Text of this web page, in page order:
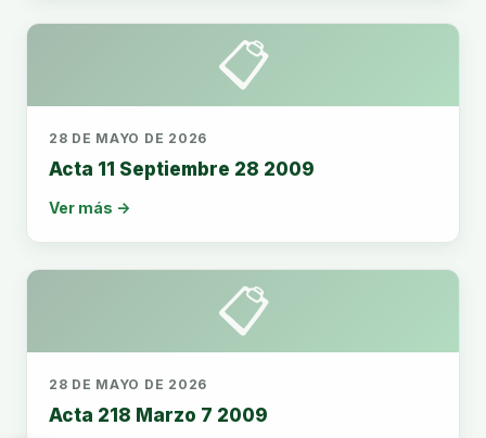
📋
28 DE MAYO DE 2026
Acta 11 Septiembre 28 2009
Ver más →
📋
28 DE MAYO DE 2026
Acta 218 Marzo 7 2009